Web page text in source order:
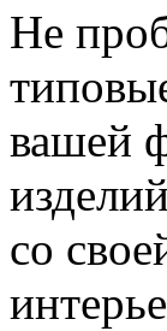
Не
вашей
со